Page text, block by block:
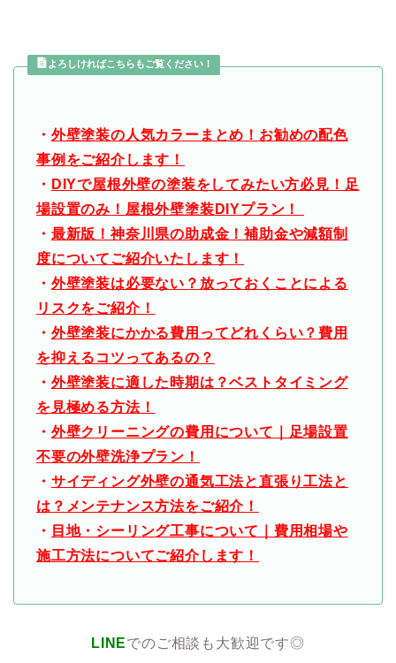
よろしければこちらもご覧ください！
・ 外壁塗装の人気カラーまとめ！お勧めの配色
事例をご紹介します！
・ DIYで屋根外壁の塗装をしてみたい方必見！足
場設置のみ！屋根外壁塗装DIYプラン！
・ 最新版！神奈川県の助成金！補助金や減額制
度についてご紹介いたします！
・ 外壁塗装は必要ない？放っておくことによる
リスクをご紹介！
・ 外壁塗装にかかる費用ってどれくらい？費用
を抑えるコツってあるの？
・ 外壁塗装に適した時期は？ベストタイミング
を見極める方法！
・ 外壁クリーニングの費用について｜足場設置
不要の外壁洗浄プラン！
・ サイディング外壁の通気工法と直張り工法と
は？メンテナンス方法をご紹介！
・
目地・シーリング工事について｜費用相場や
施工方法についてご紹介します！
LINEでのご相談も大歓迎です◎